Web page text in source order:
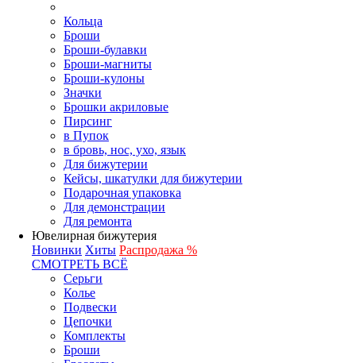
Кольца
Броши
Броши-булавки
Броши-магниты
Броши-кулоны
Значки
Брошки акриловые
Пирсинг
в Пупок
в бровь, нос, ухо, язык
Для бижутерии
Кейсы, шкатулки для бижутерии
Подарочная упаковка
Для демонстрации
Для ремонта
Ювелирная бижутерия
Новинки Хиты Распродажа %
СМОТРЕТЬ ВСЁ
Серьги
Колье
Подвески
Цепочки
Комплекты
Броши